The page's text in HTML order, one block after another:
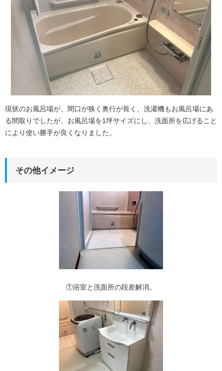
プライバシーポリシー
タナカのカード"tanaca"
お客様の声
現状のお風呂場が、間口が狭く奥行が長く、洗濯機もお風呂場にあ
る間取りでしたが、お風呂場を1坪サイズにし、洗面所を広げること
により使い勝手が良くなりました。
その他イメージ
①浴室と洗面所の段差解消。